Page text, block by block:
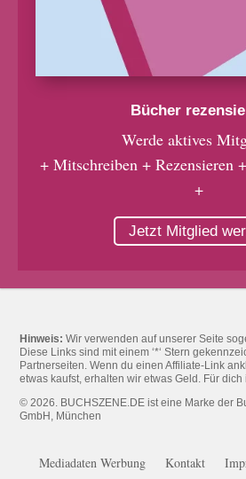
Bücher
Werde aktives
+ Mitschreiben + Rezensieren
+
Jetzt Mitglied
Hinweis: Wir verwenden auf unserer Seite
Diese Links sind mit einem ‘*‘ Stern
Partnerseiten. Wenn du einen Affiliate-Link
etwas kaufst, erhalten wir etwas Geld. Für
© 2026. BUCHSZENE.DE ist eine Marke der
GmbH, München
Mediadaten Werbung Kontakt